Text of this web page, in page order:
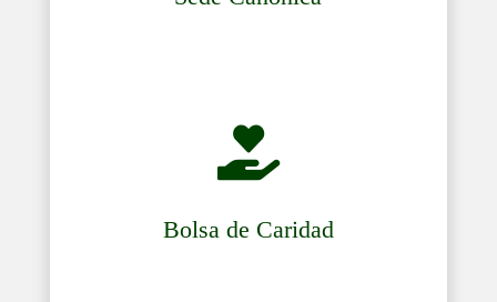

Bolsa de Caridad